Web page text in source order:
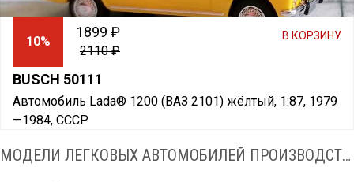
BUSCH 50111
Автомобиль Lada® 1200 (ВАЗ 2101) жёлтый, 1:87, 1979
—1984, СССР
1899 ₽
2110 ₽
10% В КОРЗИНУ
МОДЕЛИ ЛЕГКОВЫХ АВТОМОБИЛЕЙ ПРОИЗВОДСТВА BOS® В МАСШТАБЕ 1:87 (H0)